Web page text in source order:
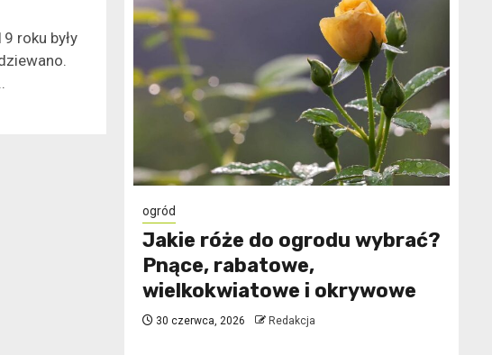
roku były
ogród
Jakie róże do ogrodu wybrać?
Pnące, rabatowe,
wielkokwiatowe i okrywowe
30 czerwca, 2026 Redakcja